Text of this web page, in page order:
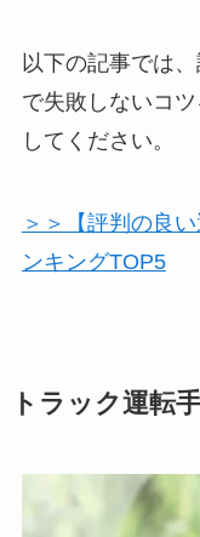
以下の記事では
で失敗しないコ
してください。
＞＞【評判の良
ンキングTOP5
トラック運転